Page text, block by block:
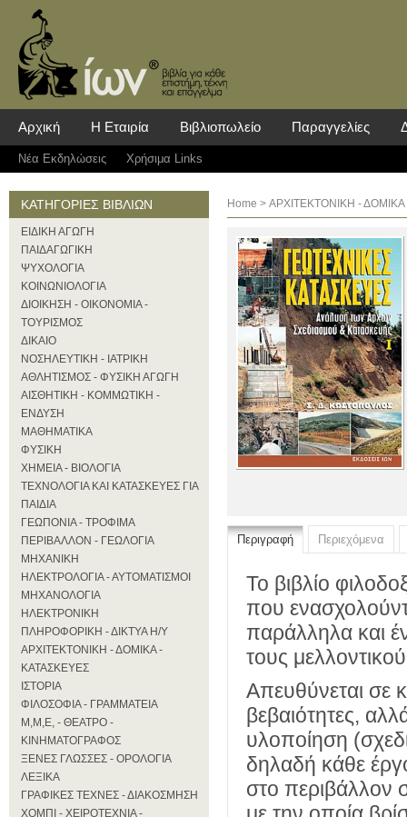
Αρχική Η Εταιρία Βιβλιοπωλείο Παραγγελίες
Νέα Eκδηλώσεις Χρήσιμα Links
ΚΑΤΗΓΟΡΙΕΣ ΒΙΒΛΙΩΝ
ΕΙΔΙΚΗ ΑΓΩΓΗ
ΠΑΙΔΑΓΩΓΙΚΗ
ΨΥΧΟΛΟΓΙΑ
ΚΟΙΝΩΝΙΟΛΟΓΙΑ
ΔΙΟΙΚΗΣΗ - ΟΙΚΟΝΟΜΙΑ -
ΤΟΥΡΙΣΜΟΣ
ΔΙΚΑΙΟ
ΝΟΣΗΛΕΥΤΙΚΗ - ΙΑΤΡΙΚΗ
ΑΘΛΗΤΙΣΜΟΣ - ΦΥΣΙΚΗ ΑΓΩΓΗ
ΑΙΣΘΗΤΙΚΗ - ΚΟΜΜΩΤΙΚΗ -
ΕΝΔΥΣΗ
ΜΑΘΗΜΑΤΙΚΑ
ΦΥΣΙΚΗ
ΧΗΜΕΙΑ - ΒΙΟΛΟΓΙΑ
ΤΕΧΝΟΛΟΓΙΑ ΚΑΙ ΚΑΤΑΣΚΕΥΕΣ ΓΙΑ
ΠΑΙΔΙΑ
ΓΕΩΠΟΝΙΑ - ΤΡΟΦΙΜΑ
ΠΕΡΙΒΑΛΛΟΝ - ΓΕΩΛΟΓΙΑ
ΜΗΧΑΝΙΚΗ
ΗΛΕΚΤΡΟΛΟΓΙΑ - ΑΥΤΟΜΑΤΙΣΜΟΙ
ΜΗΧΑΝΟΛΟΓΙΑ
ΗΛΕΚΤΡΟΝΙΚΗ
ΠΛΗΡΟΦΟΡΙΚΗ - ΔΙΚΤΥΑ Η/Υ
ΑΡΧΙΤΕΚΤΟΝΙΚΗ - ΔΟΜΙΚΑ -
ΚΑΤΑΣΚΕΥΕΣ
ΙΣΤΟΡΙΑ
ΦΙΛΟΣΟΦΙΑ - ΓΡΑΜΜΑΤΕΙΑ
Μ,Μ,Ε, - ΘΕΑΤΡΟ -
ΚΙΝΗΜΑΤΟΓΡΑΦΟΣ
ΞΕΝΕΣ ΓΛΩΣΣΕΣ - ΟΡΟΛΟΓΙΑ
ΛΕΞΙΚΑ
ΓΡΑΦΙΚΕΣ ΤΕΧΝΕΣ - ΔΙΑΚΟΣΜΗΣΗ
ΧΟΜΠΙ - ΧΕΙΡΟΤΕΧΝΙΑ -
Home > ΑΡΧΙΤΕΚΤΟΝΙΚΗ -
Περιγραφή Περιεχόμενα
Το βιβλίο
που
παράλληλα και
τους
Απευθύνεται σε
βεβαιότητες,
υλοποίηση
δηλαδή κάθε
στο περιβάλλον